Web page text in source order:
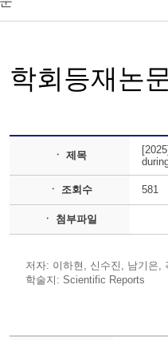
학회등재논
ㆍ 제목
ㆍ 조회수 581
ㆍ 첨부파일
저자: 이하현, 신수진, 남기은,
학술지: Scientific Reports